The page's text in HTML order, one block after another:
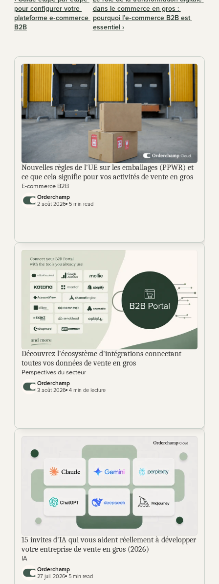
pour configurer votre
plateforme e‑commerce
B2B
dans le commerce en gros :
pourquoi l’e‑commerce B2B est
essentiel ›
Nouvelles règles de l'UE sur les emballages (PPWR) et
ce que cela signifie pour vos activités de vente en gros
E-commerce B2B
Orderchamp
2 août 2026 5 min read
Découvrez l'écosystème d'intégrations connectant
toutes vos données de vente en gros
Perspectives du secteur
Orderchamp
3 août 2026 4 min de lecture
15 invites d'IA qui vous aident réellement à développer
votre entreprise de vente en gros (2026)
IA
Orderchamp
27 juil. 2026 5 min read